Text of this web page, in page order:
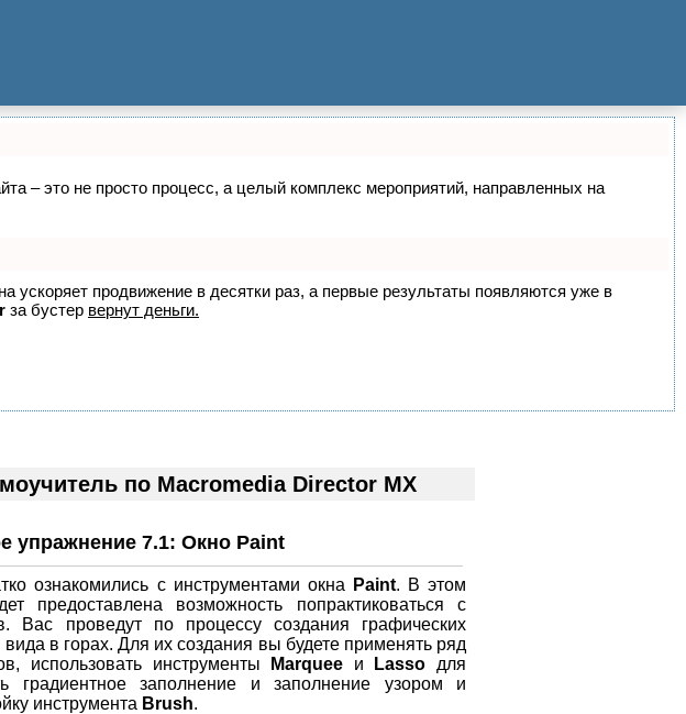
– это не просто процесс, а целый комплекс мероприятий, направленных на
ускоряет продвижение в десятки раз, а первые результаты появляются уже в
за бустер вернут деньги.
по Macromedia Director MX
упражнение 7.1: Окно Paint
ознакомились с инструментами окна Paint. В этом
предоставлена возможность попрактиковаться с
Вас проведут по процессу создания графических
в горах. Для их создания вы будете применять ряд
использовать инструменты
Marquee и Lasso для
градиентное заполнение и заполнение узором и
инструмента Brush.